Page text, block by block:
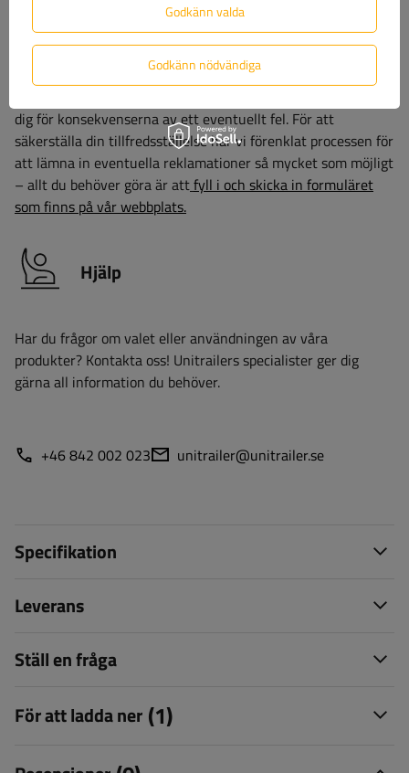
När du köper en produkt från vårt sortiment får du 2 års
dig för konsekvenserna av ett eventuellt fel. För att
säkerställa din tillfredsställelse har vi förenklat processen för
att lämna in eventuella reklamationer så mycket som möjligt
– allt du behöver göra är attfyll i och skicka in formuläret
som finns på vår webbplats.
Hjälp
Har du frågor om valet eller användningen av våra
produkter? Kontakta oss! Unitrailers specialister ger dig
gärna all information du behöver.
+46 842 002 023 unitrailer@unitrailer.se
Specifikation
Leverans
Ställ en fråga
För att ladda ner (1)
Godkänn valda
Godkänn nödvändiga